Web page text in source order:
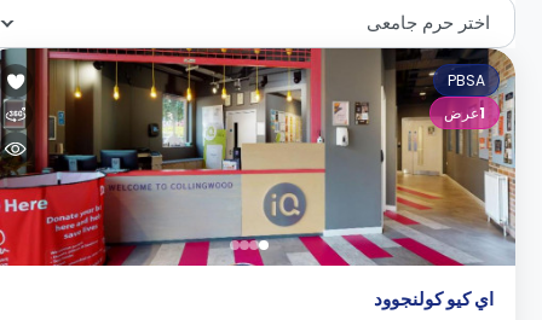
اختر حرم جامعى
PBSA
1 عرض
اي كيو كولنجوود